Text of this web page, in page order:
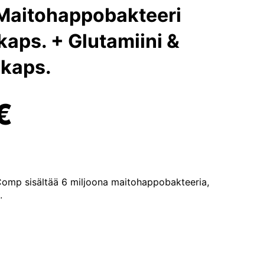
+ Glutamiini &
sisältää 6 miljoona maitohappobakteeria,